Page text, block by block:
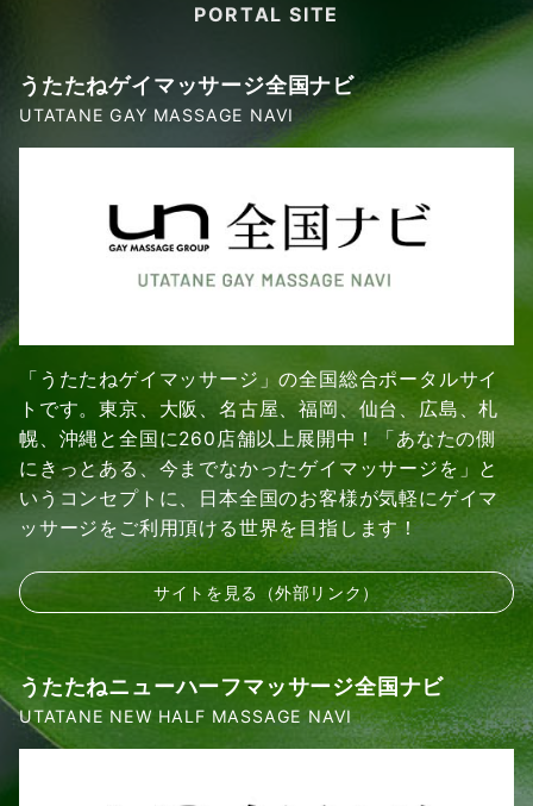
PORTAL SITE
うたたねゲイマッサージ全国ナビ
UTATANE GAY MASSAGE NAVI
「うたたねゲイマッサージ」の全国総合ポータルサイ
トです。東京、大阪、名古屋、福岡、仙台、広島、札
幌、沖縄と全国に260店舗以上展開中！「あなたの側
にきっとある、今までなかったゲイマッサージを」と
いうコンセプトに、日本全国のお客様が気軽にゲイマ
ッサージをご利用頂ける世界を目指します！
サイトを見る（外部リンク）
うたたねニューハーフマッサージ全国ナビ
UTATANE NEW HALF MASSAGE NAVI